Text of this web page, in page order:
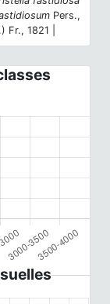
Pers.,
Fr., 1821 |